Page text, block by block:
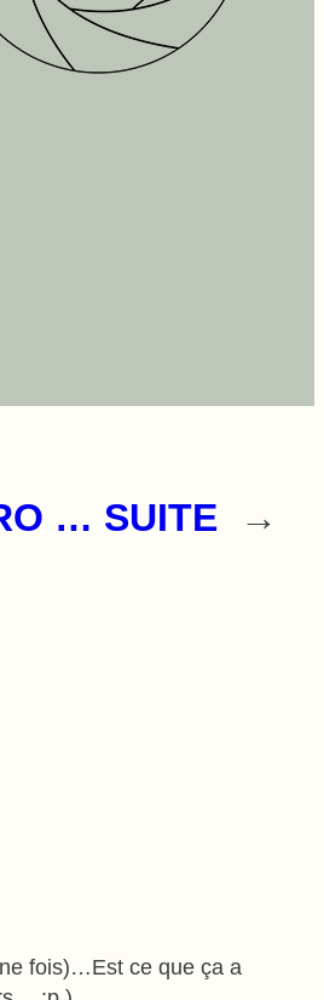
… SUITE →
fois)…Est ce que ça a